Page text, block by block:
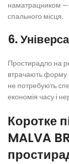
наматрацником —
спального місця.
6.
Простирадло на
втрачають форму
не потребують
економія часу і
Коротке
MALVA